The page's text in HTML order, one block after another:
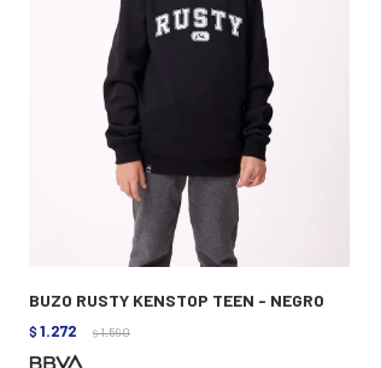
BUZO RUSTY KENSTOP TEEN - NEGRO
$ 1.272 $ 1.590